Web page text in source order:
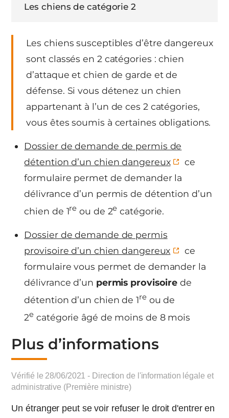
Les chiens susceptibles d’être dangereux
sont classés en 2 catégories : chien
d’attaque et chien de garde et de
défense. Si vous détenez un chien
appartenant à l’un de ces 2 catégories,
vous êtes soumis à certaines obligations.
Dossier de demande de permis de
détention d’un chien dangereux
ce
formulaire permet de demander la
délivrance d’un permis de détention d’un
chien de 1re ou de 2e catégorie.
Dossier de demande de permis
provisoire d’un chien dangereux
ce
formulaire vous permet de demander la
délivrance d’un permis provisoire de
détention d’un chien de 1re ou de
2e catégorie âgé de moins de 8 mois
Plus d’informations
Vérifié le 28/06/2021 - Direction de l'information légale et
administrative (Première ministre)
Un étranger peut se voir refuser le droit d'entrer en
Les chiens de catégorie 2